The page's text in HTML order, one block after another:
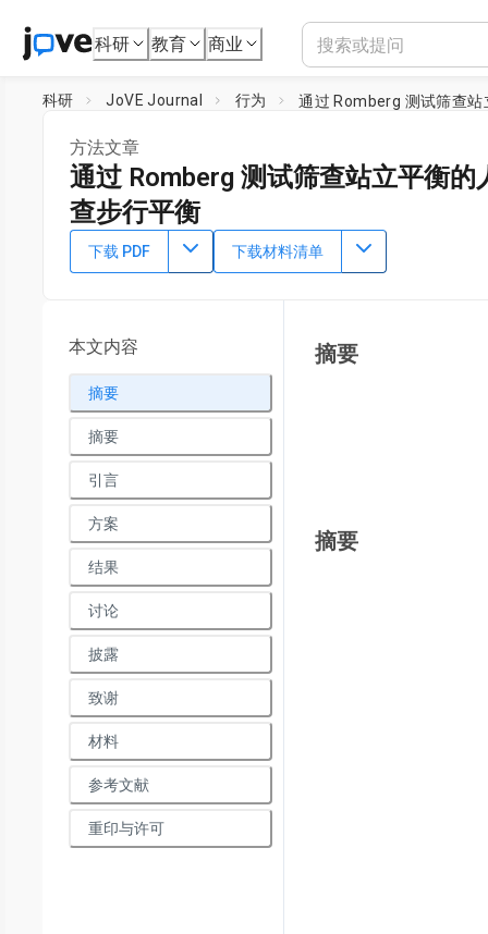
科研 教育 商业
科研 JoVE Journal 行为 通过 Romberg 测试筛查
方法文章
通过 Romberg 测试筛查站立平衡
查步行平衡
DOI： 10.3791/65663 ⸱ 2023年9月1日
Helen S. Cohen1
Medicine
下载 PDF 下载材料清单
本文内容
摘要
摘要
引言
方案
结果
讨论
披露
致谢
材料
参考文献
重印与许可
摘要
摘要